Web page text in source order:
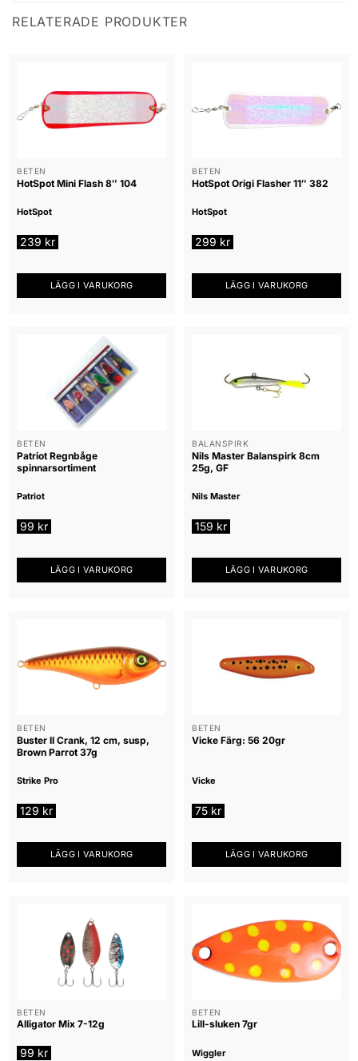
RELATERADE PRODUKTER
BETEN
HotSpot Mini Flash 8″ 104
HotSpot
239 kr
LÄGG I VARUKORG
BETEN
HotSpot Origi Flasher 11″ 382
HotSpot
299 kr
LÄGG I VARUKORG
BETEN
Patriot Regnbåge
spinnarsortiment
Patriot
99 kr
LÄGG I VARUKORG
BALANSPIRK
Nils Master Balanspirk 8cm
25g, GF
Nils Master
159 kr
LÄGG I VARUKORG
BETEN
Buster II Crank, 12 cm, susp,
Brown Parrot 37g
Strike Pro
129 kr
LÄGG I VARUKORG
BETEN
Vicke Färg: 56 20gr
Vicke
75 kr
LÄGG I VARUKORG
BETEN
Alligator Mix 7-12g
99 kr
BETEN
Lill-sluken 7gr
Wiggler